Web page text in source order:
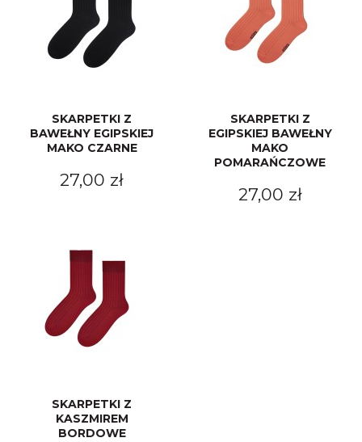
SKARPETKI Z
BAWEŁNY EGIPSKIEJ
MAKO CZARNE
27,00 zł
SKARPETKI Z
EGIPSKIEJ BAWEŁNY
MAKO
POMARAŃCZOWE
27,00 zł
SKARPETKI Z
KASZMIREM
BORDOWE